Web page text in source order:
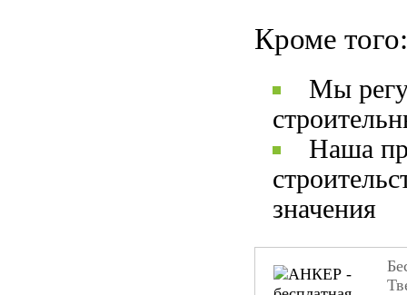
Кроме того:
Мы
Наша
значения